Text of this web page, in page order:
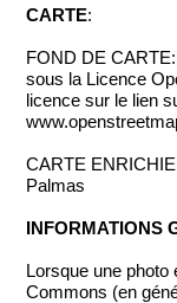
CARTE:
FOND DE
sous la Licence
licence sur le lien
CARTE
Palmas
INFORMATIONS
Lorsque une
Commons (en